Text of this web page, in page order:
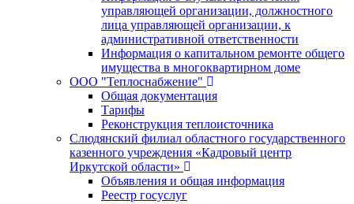
управляющей организации, должностного
лица управляющей организации, к
административной ответственности
Информация о капитальном ремонте общего
имущества в многоквартирном доме
ООО "Теплоснабжение"
Общая документация
Тарифы
Реконструкция теплоисточника
Слюдянский филиал областного государственного
казенного учреждения «Кадровый центр
Иркутской области»
Объявления и общая информация
Реестр госуслуг